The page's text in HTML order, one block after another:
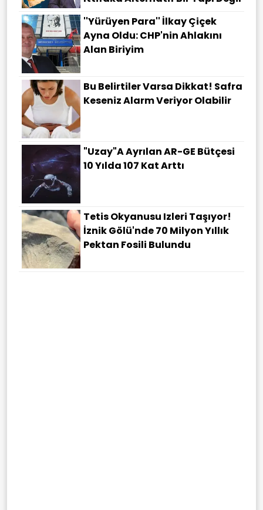
''Yürüyen Para'' İlkay Çiçek
Ayna Oldu: CHP'nin Ahlakını
Alan Biriyim
Bu Belirtiler Varsa Dikkat! Safra
Keseniz Alarm Veriyor Olabilir
"Uzay"a Ayrılan AR-GE Bütçesi
10 Yılda 107 Kat Arttı
Tetis Okyanusu Izleri Taşıyor!
İznik Gölü'nde 70 Milyon Yıllık
Pektan Fosili Bulundu